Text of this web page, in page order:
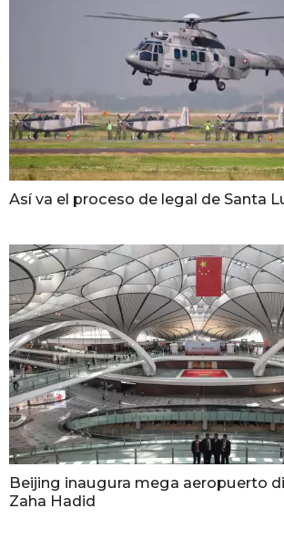
Así va el proceso de legal de Santa
Beijing inaugura mega aeropuerto
Zaha Hadid